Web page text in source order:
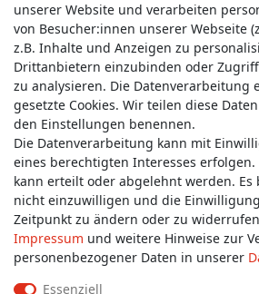
Service & Kontakt
Wünschen Sie einen
service@allmyclothes.de
Schreiben Sie uns:
service@allmyclothes.de
unserer Website und verarbeiten
von Besucher:innen unserer Webseite
z.B. Inhalte und Anzeigen zu
Drittanbietern einzubinden oder
zu analysieren. Die Datenverarbeitung
gesetzte Cookies. Wir teilen diese
den Einstellungen benennen.
Die Datenverarbeitung kann mit
eines berechtigten Interesses
kann erteilt oder abgelehnt werden. Es
nicht einzuwilligen und die
Zeitpunkt zu ändern oder zu
Impressum und weitere Hinweise zur
personenbezogener Daten in unserer
Essenziell